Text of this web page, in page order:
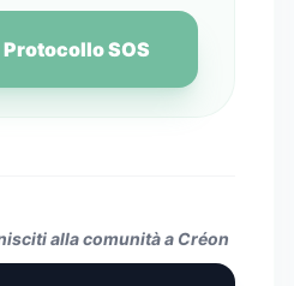
SOS
alla comunità a Créon